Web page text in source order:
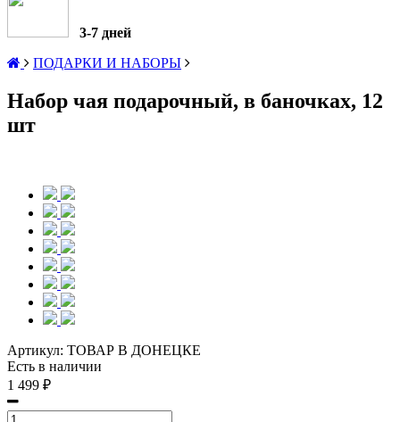
3-7 дней
ПОДАРКИ И НАБОРЫ
Набор чая подарочный, в баночках, 12
шт
Артикул: ТОВАР В ДОНЕЦКЕ
Есть в наличии
1 499 ₽